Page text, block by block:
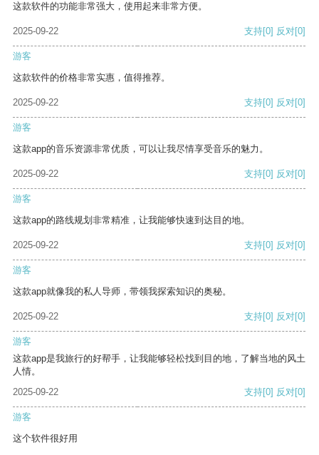
这款软件的功能非常强大，使用起来非常方便。
2025-09-22 支持[0] 反对[0]
游客
这款软件的价格非常实惠，值得推荐。
2025-09-22 支持[0] 反对[0]
游客
这款app的音乐资源非常优质，可以让我尽情享受音乐的魅力。
2025-09-22 支持[0] 反对[0]
游客
这款app的路线规划非常精准，让我能够快速到达目的地。
2025-09-22 支持[0] 反对[0]
游客
这款app就像我的私人导师，带领我探索知识的奥秘。
2025-09-22 支持[0] 反对[0]
游客
这款app是我旅行的好帮手，让我能够轻松找到目的地，了解当地的风土
人情。
2025-09-22
支持[0] 反对[0]
游客
这个软件很好用